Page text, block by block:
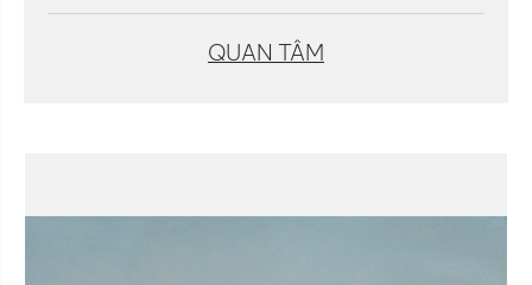
QUAN TÂM